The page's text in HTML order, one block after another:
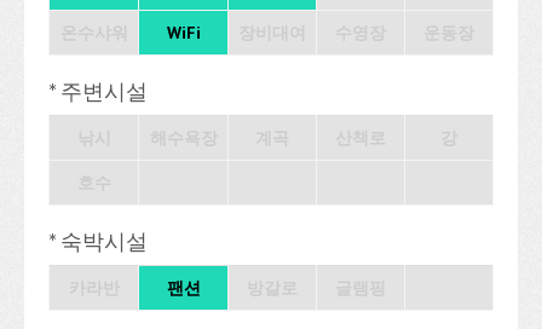
WiFi
* 주변시설
* 숙박시설
팬션